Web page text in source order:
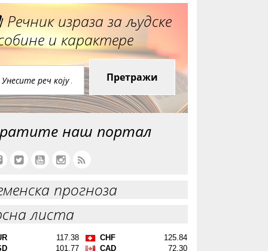
Речник израза за људске
и карактере
Претражи
наш портал
прогноза
листа